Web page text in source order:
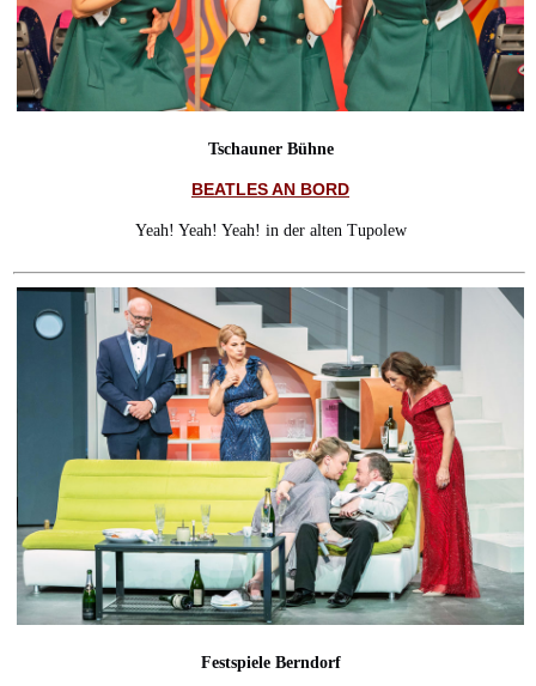
Tschauner Bühne
BEATLES AN BORD
Yeah! Yeah! Yeah! in der alten Tupolew
Festspiele Berndorf